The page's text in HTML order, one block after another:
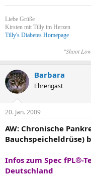
Liebe Grüße
Kirsten mit Tilly im Herzen
Tilly's Diabetes Homepage
"Shoot
Barbara
Ehrengast
20. Jan. 2009
AW: Chronische
Bauchspeicheldrüse)
Infos zum Spec fPL®-
Deutschland